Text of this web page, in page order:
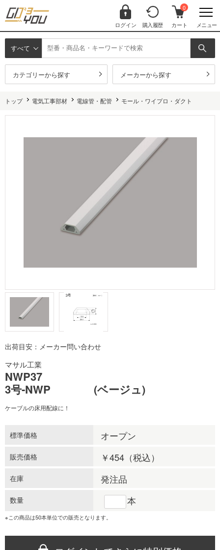
ログイン 購入履歴
0
カート メニュー
すべて
カテゴリーから探す メーカーから探す
トップ 電気工事部材 電線管・配管 モール・ワイプロ・ダクト
出荷目安：メーカー問い合わせ
マサル工業
NWP37
3号-NWP (ベージュ)
ケーブルの床用配線に！
標準価格 オープン
販売価格 ￥454（税込）
在庫 発注品
数量 本
※この商品は50本単位での販売となります。